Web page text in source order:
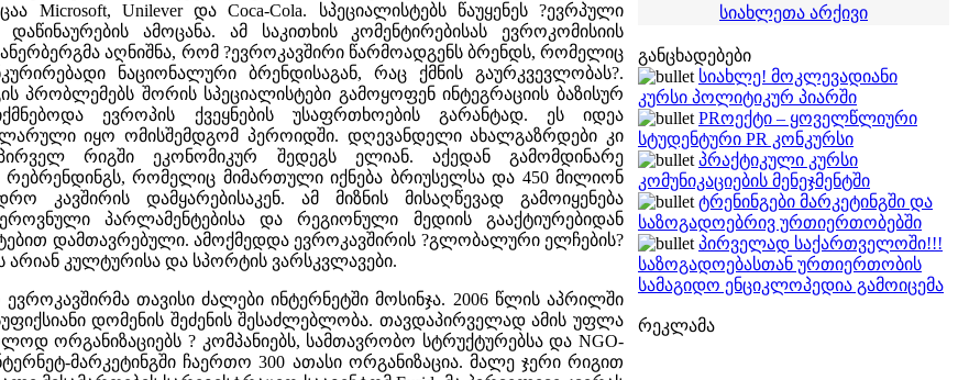
Microsoft, Unilever და Coca-Cola. სპეციალისტებს წაუყენეს ?ევრპული
ამოცანა. ამ საკითხის კომენტირებისას ევროკომისიის
აღნიშნა, რომ ?ევროკავშირი წარმოადგენს ბრენდს, რომელიც
ნაციონალური ბრენდისაგან, რაც ქმნის გაურკვევლობას?.
პრობლემებს შორის სპეციალისტები გამოყოფენ ინტეგრაციის ბაზისურ
ევროპის ქვეყნების უსაფრთხოების გარანტად. ეს იდეა
იყო ომისშემდგომ პეროიდში. დღევანდელი ახალგაზრდები კი
პირველ რიგში ეკონომიკურ შედეგს ელიან. აქედან გამომდინარე
რებრენდინგს, რომელიც მიმართული იქნება ბრიუსელსა და 450 მილიონ
კავშირის დამყარებისაკენ. ამ მიზნის მისაღწევად გამოიყენება
პარლამენტებისა და რეგიონული მედიის გააქტიურებიდან
დამთავრებული. ამოქმედდა ევროკავშირის ?გლობალური ელჩების?
არიან კულტურისა და სპორტის ვარსკვლავები.
ევროკავშირმა თავისი ძალები ინტერნეტში მოსინჯა. 2006 წლის აპრილში
დომენის შეძენის შესაძლებლობა. თავდაპირველად ამის უფლა
ორგანიზაციებს ? კომპანიებს, სამთავრობო სტრუქტურებსა და NGO-
მარკეტინგში ჩაერთო 300 ათასი ორგანიზაცია. მალე ჯერი რიგით
სიახლეთა არქივი
განცხადებები
სიახლე! მოკლევადიანი
კურსი პოლიტიკურ პიარში
PRოექტი – ყოველწლიური
სტუდენტური PR კონკურსი
პრაქტიკული კურსი
კომუნიკაციების მენეჯმენტში
ტრენინგები მარკეტინგში და
საზოგადოებრივ ურთიერთობებში
პირველად საქართველოში!!!
საზოგადოებასთან ურთიერთობის
სამაგიდო ენციკლოპედია გამოიცემა
რეკლამა